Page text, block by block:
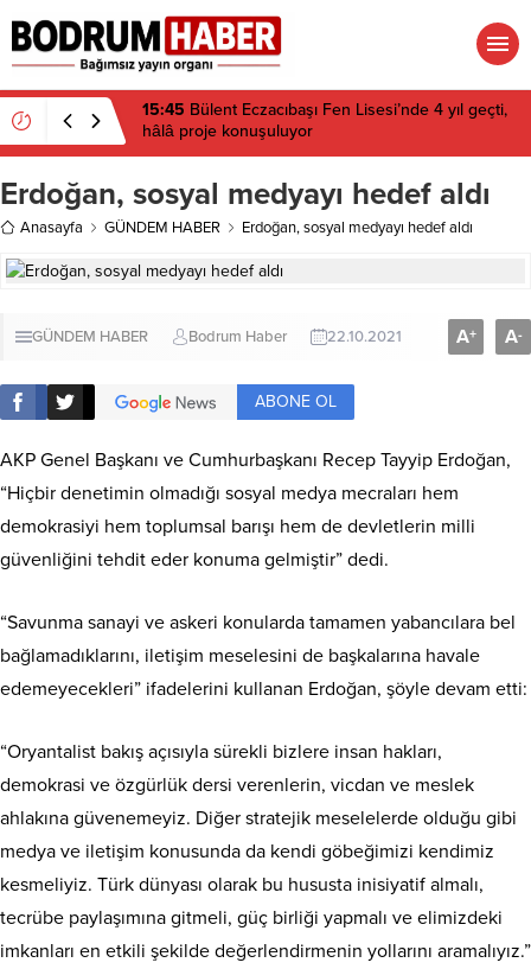
15:45 Bülent Eczacıbaşı Fen Lisesi’nde 4 yıl geçti,
hâlâ proje konuşuluyor
Erdoğan, sosyal medyayı hedef aldı
Anasayfa GÜNDEM HABER Erdoğan, sosyal medyayı hedef aldı
GÜNDEM HABER Bodrum Haber 22.10.2021 A+ A-
ABONE OL
AKP Genel Başkanı ve Cumhurbaşkanı Recep Tayyip Erdoğan,
“Hiçbir denetimin olmadığı sosyal medya mecraları hem
demokrasiyi hem toplumsal barışı hem de devletlerin milli
güvenliğini tehdit eder konuma gelmiştir” dedi.
“Savunma sanayi ve askeri konularda tamamen yabancılara bel
bağlamadıklarını, iletişim meselesini de başkalarına havale
edemeyecekleri” ifadelerini kullanan Erdoğan, şöyle devam etti:
“Oryantalist bakış açısıyla sürekli bizlere insan hakları,
demokrasi ve özgürlük dersi verenlerin, vicdan ve meslek
ahlakına güvenemeyiz. Diğer stratejik meselelerde olduğu gibi
medya ve iletişim konusunda da kendi göbeğimizi kendimiz
kesmeliyiz. Türk dünyası olarak bu hususta inisiyatif almalı,
tecrübe paylaşımına gitmeli, güç birliği yapmalı ve elimizdeki
imkanları en etkili şekilde değerlendirmenin yollarını aramalıyız.”